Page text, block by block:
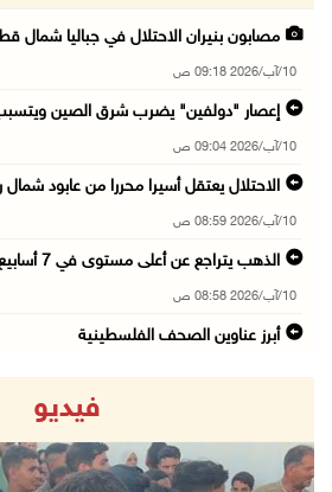
مصابون بنيران الاحتلال في جباليا شمال
10/آب/2026 09:18 ص
إعصار "دولفين" يضرب شرق الصين
10/آب/2026 09:04 ص
الاحتلال يعتقل أسيرا محررا من عابود شمال
10/آب/2026 08:59 ص
الذهب يتراجع عن أعلى مستوى في 7 أسابيع
10/آب/2026 08:58 ص
أبرز عناوين الصحف الفلسطينية
"التربية": تمديد فترة استقبال طلبات منح
10/آب/2026 08:54 ص
قوات الاحتلال تعتقل 3 مواطنين من محافظة جنين
فيديو